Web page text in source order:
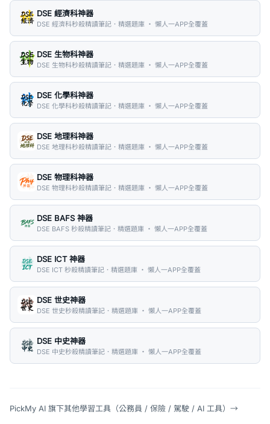
DSE 經濟科神器
DSE 經濟科秒殺精讀筆記．精選題庫 ・ 懶人一APP全覆蓋
DSE 生物科神器
DSE 生物科秒殺精讀筆記．精選題庫 ・ 懶人一APP全覆蓋
DSE 化學科神器
DSE 化學科秒殺精讀筆記．精選題庫 ・ 懶人一APP全覆蓋
DSE 地理科神器
DSE 地理科秒殺精讀筆記．精選題庫 ・ 懶人一APP全覆蓋
DSE 物理科神器
DSE 物理科秒殺精讀筆記．精選題庫 ・ 懶人一APP全覆蓋
DSE BAFS 神器
DSE BAFS 秒殺精讀筆記．精選題庫 ・ 懶人一APP全覆蓋
DSE ICT 神器
DSE ICT 秒殺精讀筆記．精選題庫 ・ 懶人一APP全覆蓋
DSE 世史神器
DSE 世史秒殺精讀筆記．精選題庫 ・ 懶人一APP全覆蓋
DSE 中史神器
DSE 中史秒殺精讀筆記．精選題庫 ・ 懶人一APP全覆蓋
PickMy AI 旗下其他學習工具（公務員 / 保險 / 駕駛 / AI 工具） →